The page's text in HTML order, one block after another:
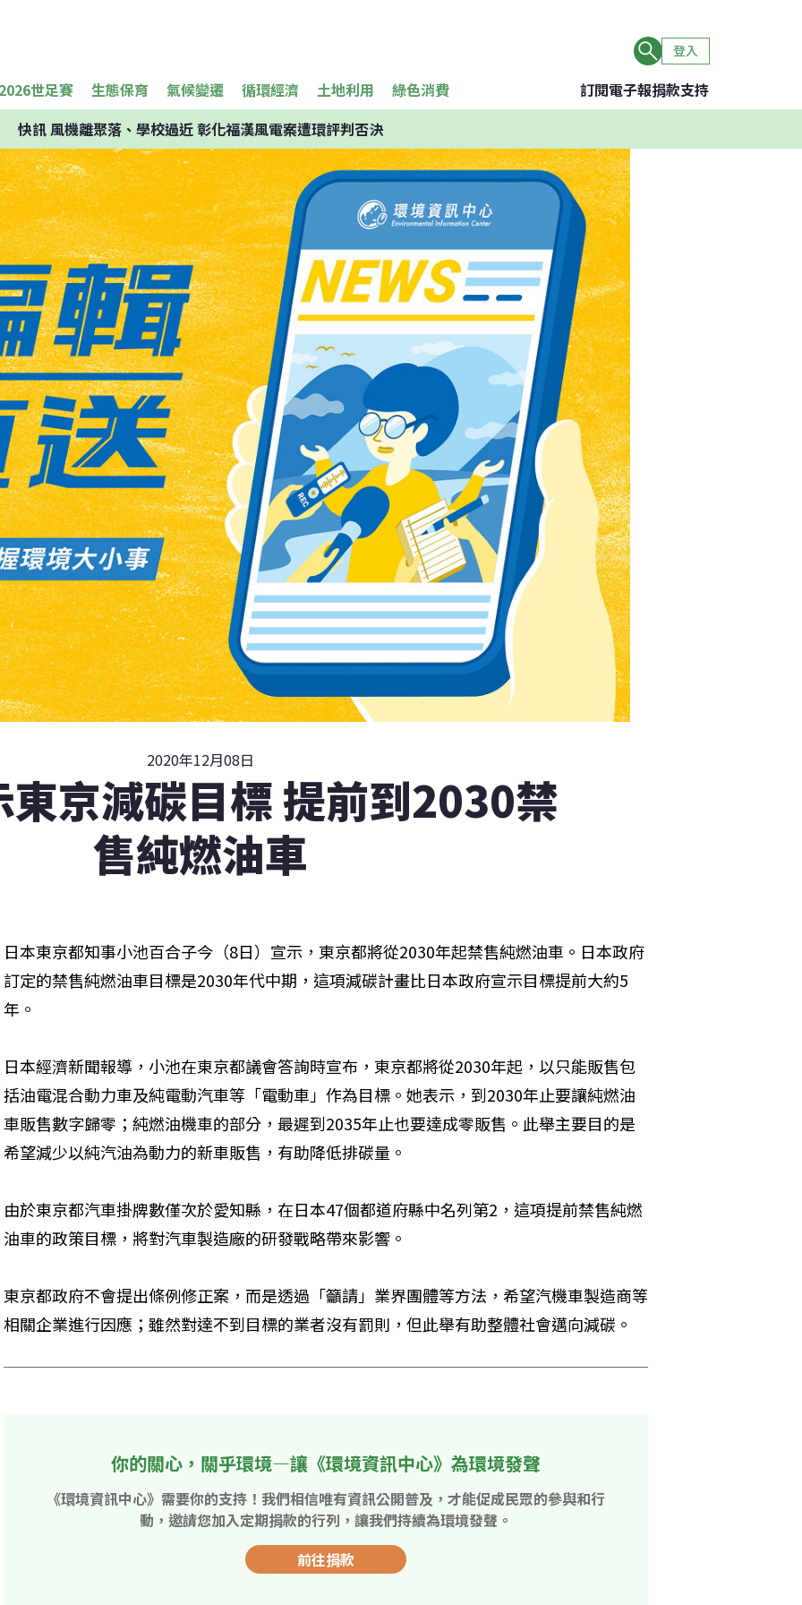
登入
世足賽 生態保育 氣候變遷 循環經濟 土地利用 綠色消費 訂閱電子報捐款支持
快訊風機離聚落、學校過近 彰化福漢風電案遭環評判否決
2020年12月08日
東京減碳目標 提前到2030禁
售純燃油車
日本東京都知事小池百合子今（8日）宣示，東京都將從2030年起禁售純燃油車。日本政府
訂定的禁售純燃油車目標是2030年代中期，這項減碳計畫比日本政府宣示目標提前大約5
年。
日本經濟新聞報導，小池在東京都議會答詢時宣布，東京都將從2030年起，以只能販售包
括油電混合動力車及純電動汽車等「電動車」作為目標。她表示，到2030年止要讓純燃油
車販售數字歸零；純燃油機車的部分，最遲到2035年止也要達成零販售。此舉主要目的是
希望減少以純汽油為動力的新車販售，有助降低排碳量。
由於東京都汽車掛牌數僅次於愛知縣，在日本47個都道府縣中名列第2，這項提前禁售純燃
油車的政策目標，將對汽車製造廠的研發戰略帶來影響。
東京都政府不會提出條例修正案，而是透過「籲請」業界團體等方法，希望汽機車製造商等
相關企業進行因應；雖然對達不到目標的業者沒有罰則，但此舉有助整體社會邁向減碳。
你的關心，關乎環境—讓《環境資訊中心》為環境發聲
《環境資訊中心》需要你的支持！我們相信唯有資訊公開普及，才能促成民眾的參與和行
動，邀請您加入定期捐款的行列，讓我們持續為環境發聲。
前往捐款